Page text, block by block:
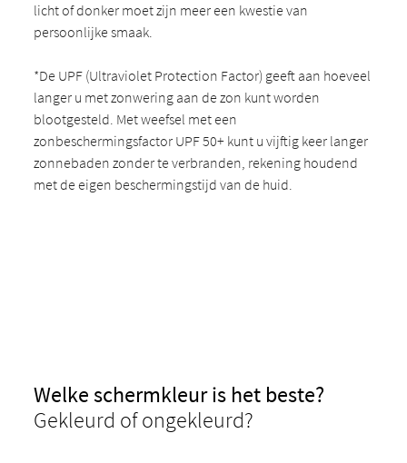
licht of donker moet zijn meer een kwestie van
persoonlijke smaak.
*De UPF (Ultraviolet Protection Factor) geeft aan hoeveel
langer u met zonwering aan de zon kunt worden
blootgesteld. Met weefsel met een
zonbeschermingsfactor UPF 50+ kunt u vijftig keer langer
zonnebaden zonder te verbranden, rekening houdend
met de eigen beschermingstijd van de huid.
Welke schermkleur is het beste?
Gekleurd of ongekleurd?